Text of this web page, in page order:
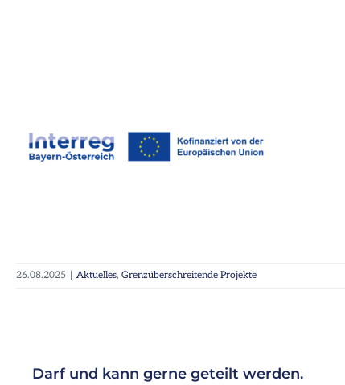
26.08.2025 Aktuelles, Grenzüberschreitende Projekte
Darf und kann gerne geteilt werden.